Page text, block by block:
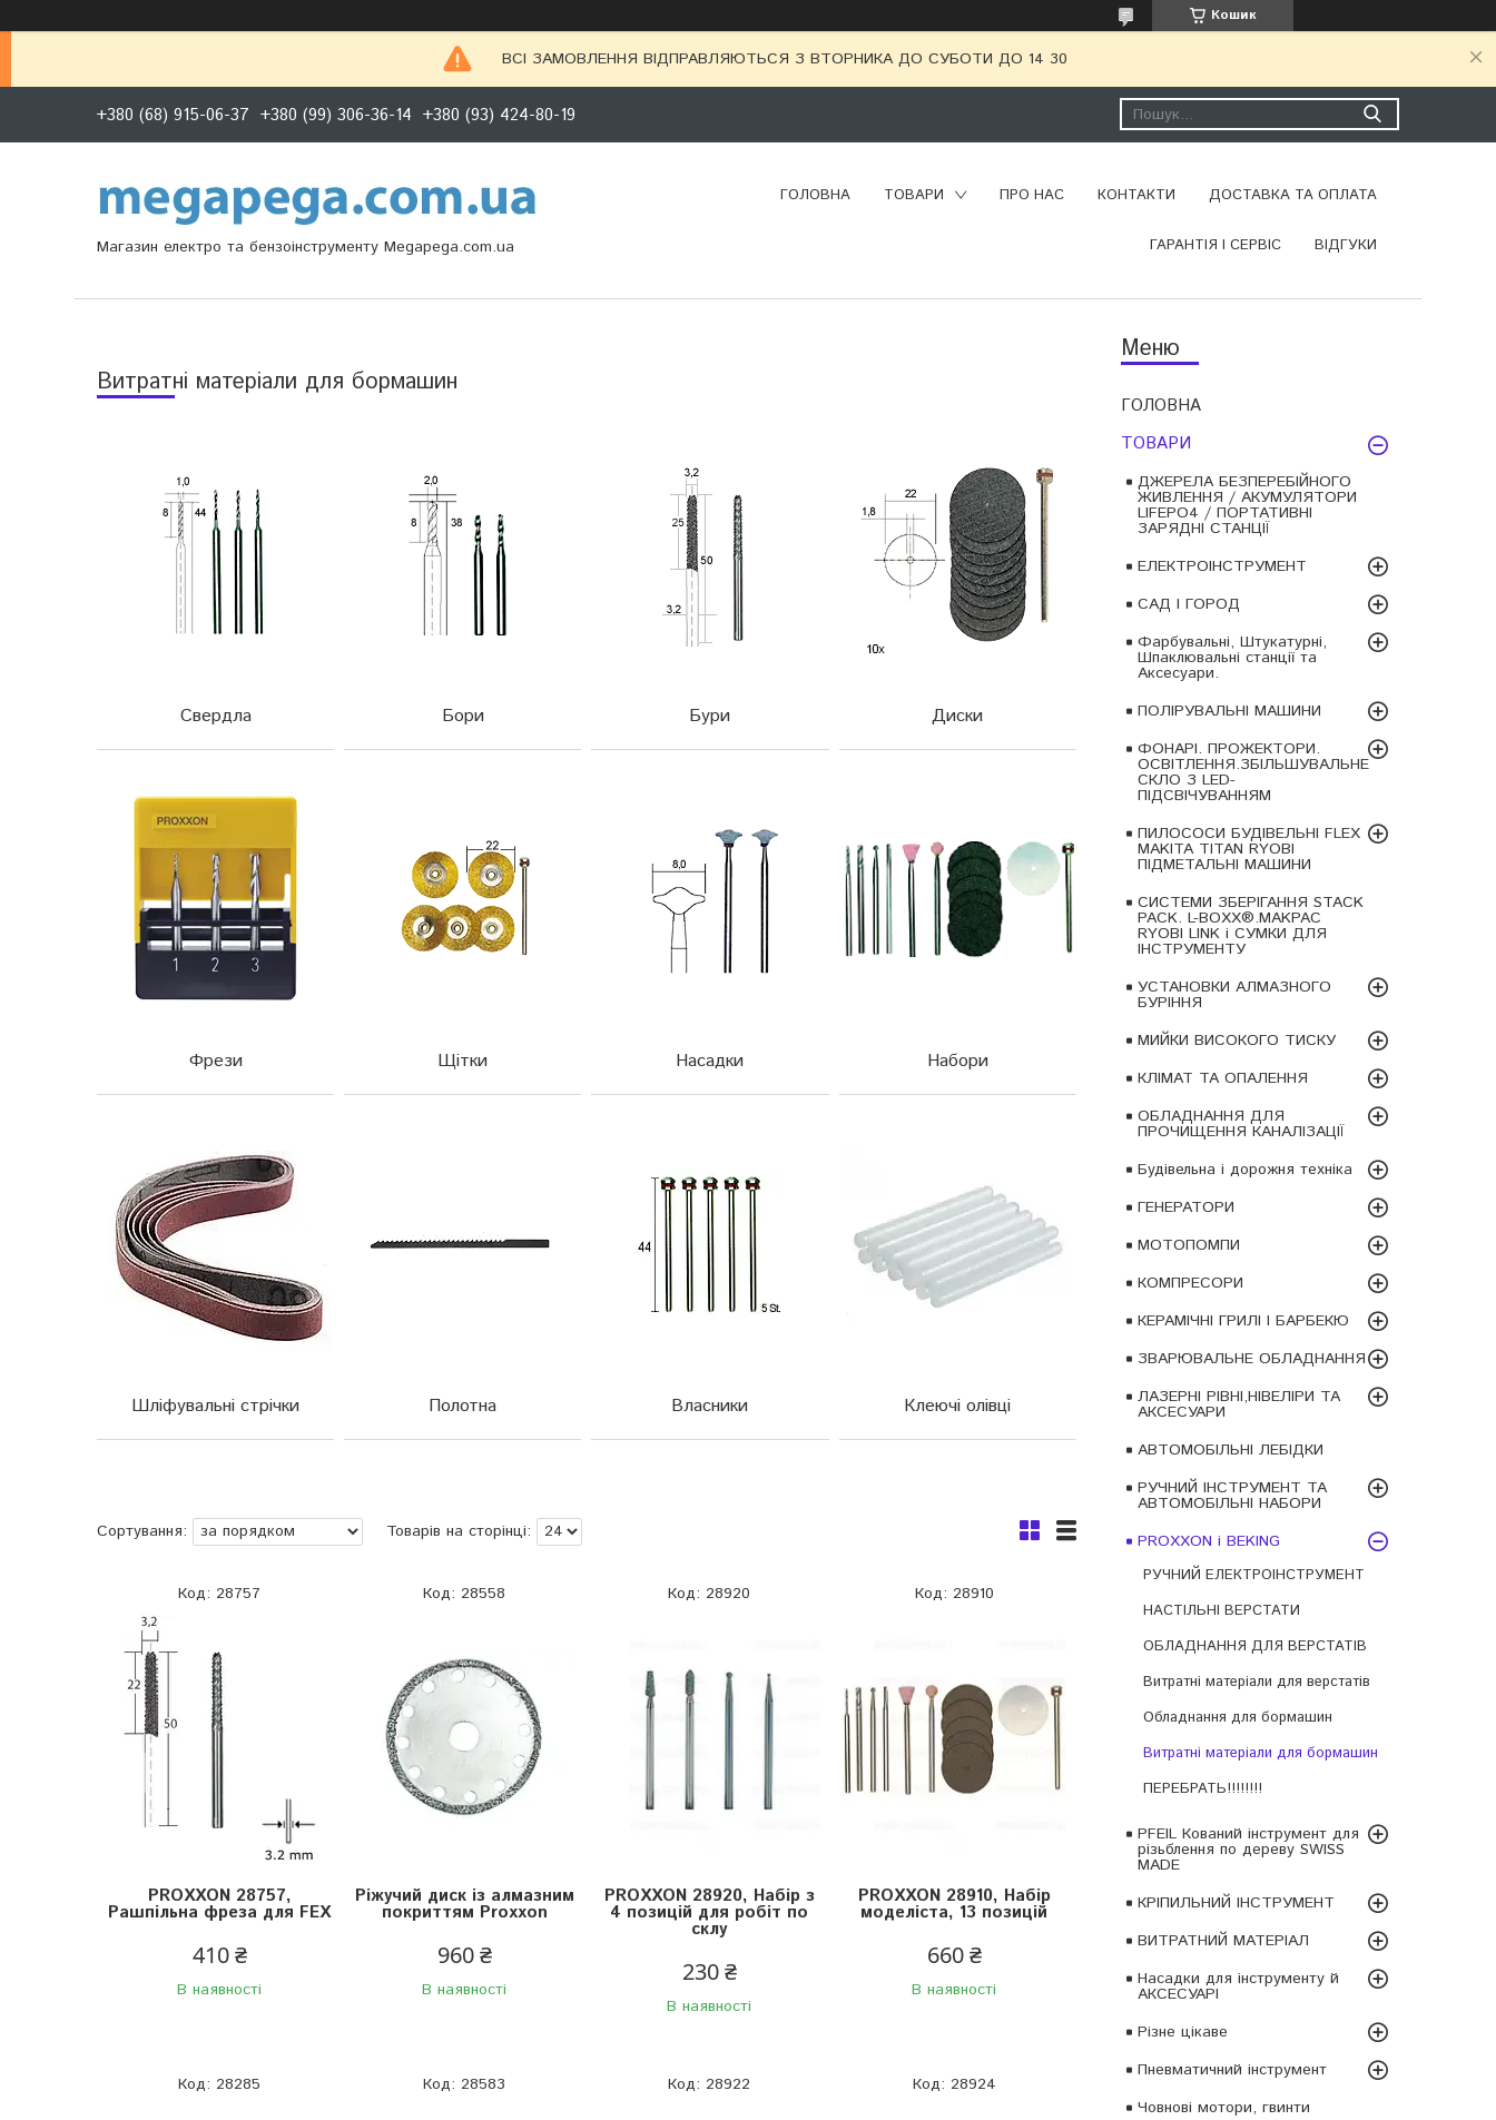
Кошик
ВСІ ЗАМОВЛЕННЯ ВІДПРАВЛЯЮТЬСЯ З ВТОРНИКА ДО СУБОТИ ДО 14 30
+380 (68) 915-06-37 +380 (99) 306-36-14 +380 (93) 424-80-19
Магазин електро та бензоінструменту Megapega.com.ua
ГОЛОВНА ТОВАРИ ПРО НАС КОНТАКТИ ДОСТАВКА ТА ОПЛАТА
ГАРАНТІЯ І СЕРВІС ВІДГУКИ
ГОЛОВНА
ТОВАРИ
ДЖЕРЕЛА БЕЗПЕРЕБІЙНОГО
ЖИВЛЕННЯ / АКУМУЛЯТОРИ
LIFEPO4 / ПОРТАТИВНІ
ЗАРЯДНІ СТАНЦІЇ
ЕЛЕКТРОІНСТРУМЕНТ
САД І ГОРОД
Фарбувальні, Штукатурні,
Шпаклювальні станції та
Аксесуари.
ПОЛІРУВАЛЬНІ МАШИНИ
ФОНАРІ. ПРОЖЕКТОРИ.
ОСВІТЛЕННЯ.ЗБІЛЬШУВАЛЬНЕ
СКЛО З LED-
ПІДСВІЧУВАННЯМ
ПИЛОСОСИ БУДІВЕЛЬНІ FLEX
MAKITA TITAN RYOBI
ПІДМЕТАЛЬНІ МАШИНИ
СИСТЕМИ ЗБЕРІГАННЯ STACK
PACK. L-BOXX®.MAKPAC
RYOBI LINK і СУМКИ ДЛЯ
ІНСТРУМЕНТУ
УСТАНОВКИ АЛМАЗНОГО
БУРІННЯ
МИЙКИ ВИСОКОГО ТИСКУ
КЛІМАТ ТА ОПАЛЕННЯ
ОБЛАДНАННЯ ДЛЯ
ПРОЧИЩЕННЯ КАНАЛІЗАЦІЇ
Будівельна і дорожня техніка
ГЕНЕРАТОРИ
МОТОПОМПИ
КОМПРЕСОРИ
КЕРАМІЧНІ ГРИЛІ І БАРБЕКЮ
ЗВАРЮВАЛЬНЕ ОБЛАДНАННЯ
ЛАЗЕРНІ РІВНІ,НІВЕЛІРИ ТА
АКСЕСУАРИ
АВТОМОБІЛЬНІ ЛЕБІДКИ
РУЧНИЙ ІНСТРУМЕНТ ТА
АВТОМОБІЛЬНІ НАБОРИ
PROXXON і BEKING
РУЧНИЙ ЕЛЕКТРОІНСТРУМЕНТ
НАСТІЛЬНІ ВЕРСТАТИ
ОБЛАДНАННЯ ДЛЯ ВЕРСТАТІВ
Витратні матеріали для верстатів
Обладнання для бормашин
Витратні матеріали для бормашин
ПЕРЕБРАТЬ!!!!!!!!
PFEIL Кований інструмент для
різьблення по дереву SWISS
MADE
КРІПИЛЬНИЙ ІНСТРУМЕНТ
ВИТРАТНИЙ МАТЕРІАЛ
Насадки для інструменту й
АКСЕСУАРІ
Різне цікаве
Пневматичний інструмент
Човнові мотори, гвинти
Витратні матеріали для бормашин
Свердла Бори Бури Диски
Фрези Щітки Насадки Набори
Шліфувальні стрічки Полотна Власники Клеючі олівці
28757
PROXXON 28757,
Рашпільна фреза для FEX
410 ₴
В наявності
28558
Ріжучий диск із алмазним
покриттям Proxxon
960 ₴
В наявності
28920
PROXXON 28920, Набір з
4 позицій для робіт по
склу
230 ₴
В наявності
28910
PROXXON 28910, Набір
моделіста, 13 позицій
660 ₴
В наявності
28285 28583 28922 28924